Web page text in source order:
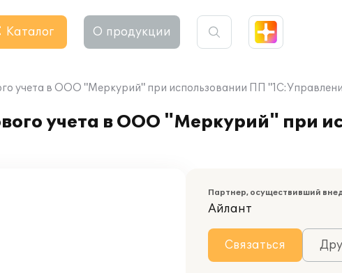
Каталог О продукции
учета в ООО "Меркурий" при использовании ПП
учета в ООО "Меркурий" при
Партнер, осуществивший
Айлант
Связаться